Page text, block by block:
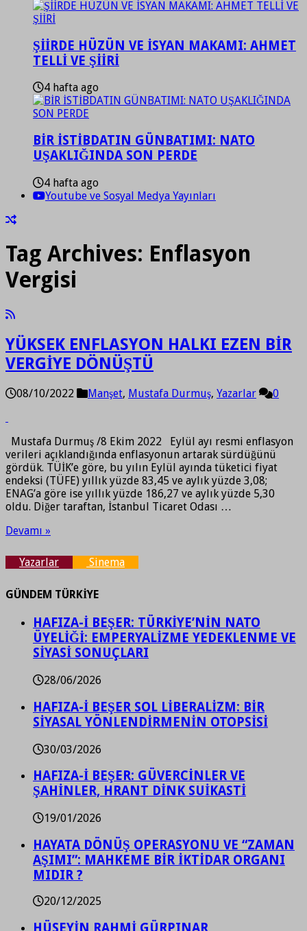
ŞİİRDE HÜZÜN VE İSYAN MAKAMI: AHMET
TELLİ VE ŞİİRİ
4 hafta ago
BİR İSTİBDATIN GÜNBATIMI: NATO
UŞAKLIĞINDA SON PERDE
4 hafta ago
Youtube ve Sosyal Medya Yayınları
Tag Archives: Enflasyon
Vergisi
YÜKSEK ENFLASYON HALKI EZEN BİR
VERGİYE DÖNÜŞTÜ
08/10/2022 Manşet, Mustafa Durmuş, Yazarlar 0
Mustafa Durmuş /8 Ekim 2022 Eylül ayı resmi enflasyon
verileri açıklandığında enflasyonun artarak sürdüğünü
gördük. TÜİK’e göre, bu yılın Eylül ayında tüketici fiyat
endeksi (TÜFE) yıllık yüzde 83,45 ve aylık yüzde 3,08;
ENAG’a göre ise yıllık yüzde 186,27 ve aylık yüzde 5,30
oldu. Diğer taraftan, İstanbul Ticaret Odası …
Devamı »
Yazarlar Sinema
GÜNDEM TÜRKİYE
HAFIZA-İ BEŞER: TÜRKİYE’NİN NATO
ÜYELİĞİ: EMPERYALİZME YEDEKLENME VE
SİYASİ SONUÇLARI
28/06/2026
HAFIZA-İ BEŞER SOL LİBERALİZM: BİR
SİYASAL YÖNLENDİRMENİN OTOPSİSİ
30/03/2026
HAFIZA-İ BEŞER: GÜVERCİNLER VE
ŞAHİNLER, HRANT DİNK SUİKASTİ
19/01/2026
HAYATA DÖNÜŞ OPERASYONU VE “ZAMAN
AŞIMI”: MAHKEME BİR İKTİDAR ORGANI
MIDIR ?
20/12/2025
HÜSEYİN RAHMİ GÜRPINAR